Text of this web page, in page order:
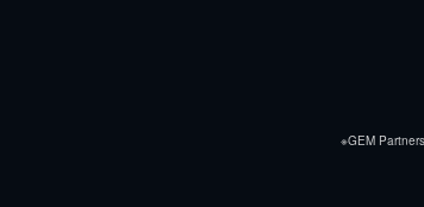
※GEM